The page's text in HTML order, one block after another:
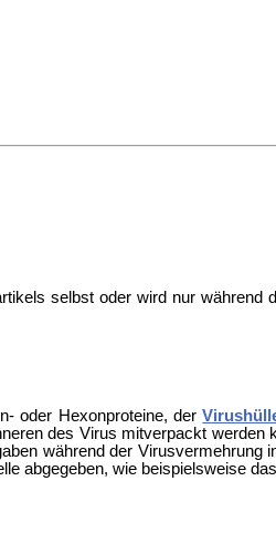
selbst oder wird nur während
oder Hexonproteine, der
des Virus mitverpackt
während der Virusvermehrung
abgegeben, wie beispielsweise